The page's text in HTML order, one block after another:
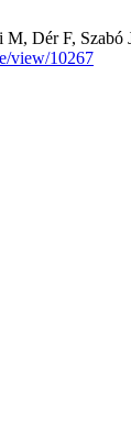
Dér F,
view/10267